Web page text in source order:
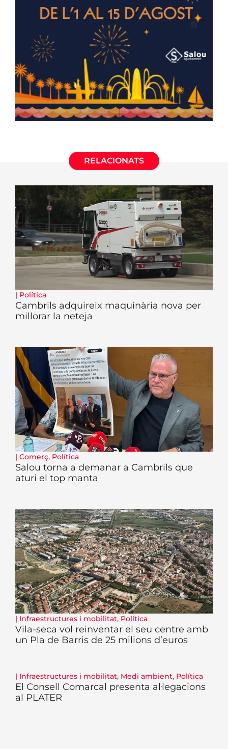
RELACIONATS
| Política
Cambrils adquireix maquinària nova per
millorar la neteja
| Comerç, Política
Salou torna a demanar a Cambrils que
aturi el top manta
| Infraestructures i mobilitat, Política
Vila-seca vol reinventar el seu centre amb
un Pla de Barris de 25 milions d’euros
| Infraestructures i mobilitat, Medi ambient, Política
El Consell Comarcal presenta al·legacions
al PLATER